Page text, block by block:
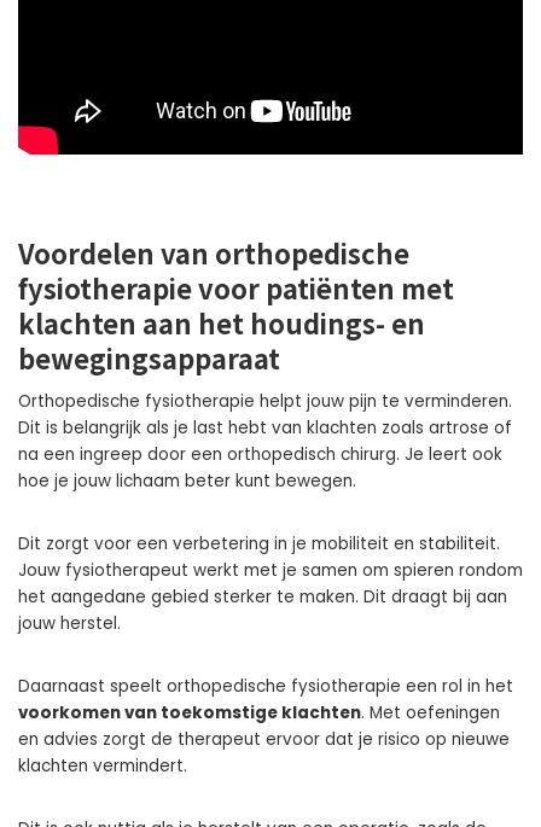
Voordelen van orthopedische
fysiotherapie voor patiënten met
klachten aan het houdings- en
bewegingsapparaat
Orthopedische fysiotherapie helpt jouw pijn te verminderen.
Dit is belangrijk als je last hebt van klachten zoals artrose of
na een ingreep door een orthopedisch chirurg. Je leert ook
hoe je jouw lichaam beter kunt bewegen.
Dit zorgt voor een verbetering in je mobiliteit en stabiliteit.
Jouw fysiotherapeut werkt met je samen om spieren rondom
het aangedane gebied sterker te maken. Dit draagt bij aan
jouw herstel.
Daarnaast speelt orthopedische fysiotherapie een rol in het
voorkomen van toekomstige klachten. Met oefeningen
en advies zorgt de therapeut ervoor dat je risico op nieuwe
klachten vermindert.